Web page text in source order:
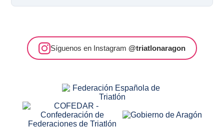
Síguenos en Instagram @triatlonaragon